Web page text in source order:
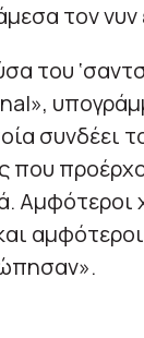
τον
του
συνδέει
που